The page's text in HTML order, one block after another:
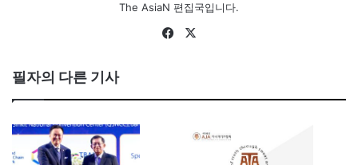
The AsiaN 편집국입니다.
Fa
필자의 다른 기사